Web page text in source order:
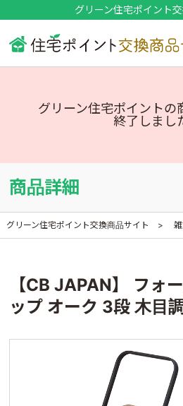
グリーン住宅ポイント
グリーン住宅ポイントの
終了しまし
商品詳細
グリーン住宅ポイント交換商品サイト
【CB JAPAN】 フォ
ップ オーク 3段 木目